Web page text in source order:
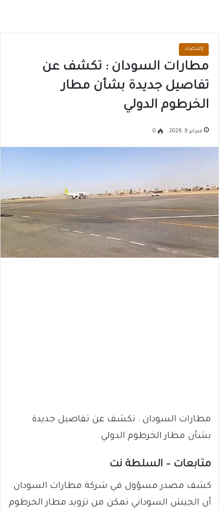
إقتصاد
مطارات السودان : تكشف عن
تفاصيل جديدة بشأن مطار
الخرطوم الدولي
فبراير 9, 2026 0
مطارات السودان : تكشف عن تفاصيل جديدة
بشأن مطار الخرطوم الدولي
متابعات – السلطة نت
كشف مصدر مسؤول في شركة مطارات السودان
أن الجيش السوداني تمكن من تزويد مطار الخرطوم